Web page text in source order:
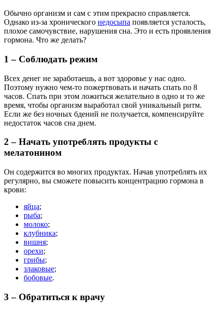
Обычно организм и сам с этим прекрасно справляется.
Однако из-за хронического недосыпа появляется усталость,
плохое самочувствие, нарушения сна. Это и есть проявления
гормона. Что же делать?
1 – Соблюдать режим
Всех денег не заработаешь, а вот здоровье у нас одно.
Поэтому нужно чем-то пожертвовать и начать спать по 8
часов. Спать при этом ложиться желательно в одно и то же
время, чтобы организм выработал свой уникальный ритм.
Если же без ночных бдений не получается, компенсируйте
недостаток часов сна днем.
2 – Начать употреблять продукты с
мелатонином
Он содержится во многих продуктах. Начав употреблять их
регулярно, вы сможете повысить концентрацию гормона в
крови:
яйца;
рыба;
молоко;
клубника;
вишня;
орехи;
грибы;
злаковые;
бобовые.
3 – Обратиться к врачу